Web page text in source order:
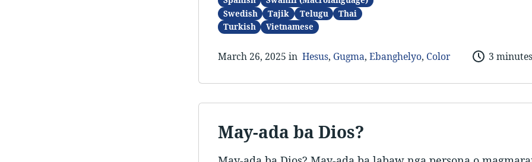
Swedish
Tajik Telugu
Thai
Turkish
Vietnamese
March 26, 2025 in Hesus, Gugma, Ebanghelyo, Color 3 minutes
May-ada ba Dios?